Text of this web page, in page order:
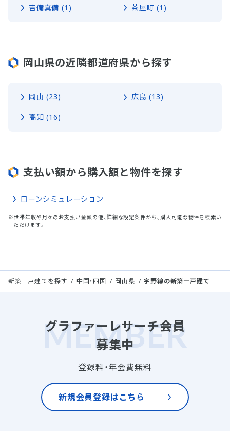
吉備真備 (1) 茶屋町 (1)
岡山県の近隣都道府県から探す
岡山 (23) 広島 (13)
高知 (16)
支払い額から購入額と物件を探す
ローンシミュレーション
※世帯年収や月々のお支払い金額の他、詳細な設定条件から、購入可能な物件を検索い
ただけます。
新築一戸建てを探す 中国・四国 岡山県 宇野線の新築一戸建て
グラファーレサーチ会員
募集中
登録料・年会費無料
新規会員登録はこちら